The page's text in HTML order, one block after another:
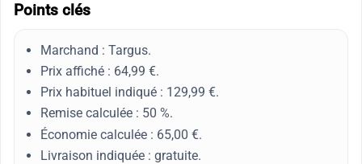
Points clés
Marchand : Targus.
Prix affiché : 64,99 €.
Prix habituel indiqué : 129,99 €.
Remise calculée : 50 %.
Économie calculée : 65,00 €.
Livraison indiquée : gratuite.